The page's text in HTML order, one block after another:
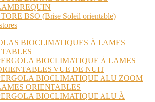
BSO (Brise Soleil orientable)
BIOCLIMATIQUES À LAMES
BIOCLIMATIQUE À LAMES
VUE DE NUIT
BIOCLIMATIQUE ALU ZOOM
ORIENTABLES
BIOCLIMATIQUE ALU À